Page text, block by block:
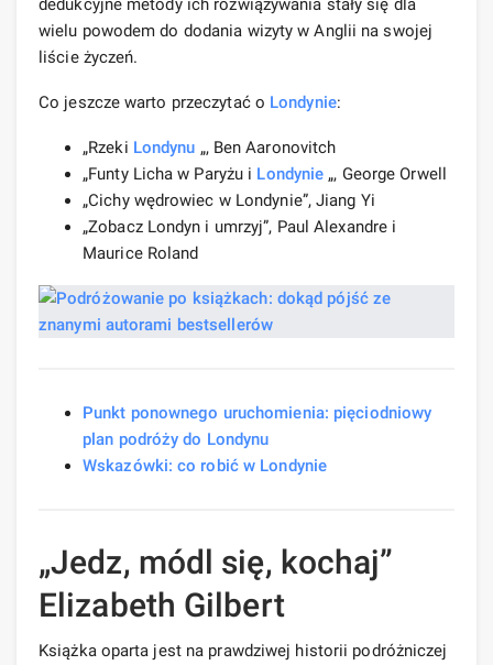
dedukcyjne metody ich rozwiązywania stały się dla
wielu powodem do dodania wizyty w Anglii na swojej
liście życzeń.
Co jeszcze warto przeczytać o Londynie:
„Rzeki Londynu „, Ben Aaronovitch
„Funty Licha w Paryżu i Londynie „, George Orwell
„Cichy wędrowiec w Londynie”, Jiang Yi
„Zobacz Londyn i umrzyj”, Paul Alexandre i
Maurice Roland
Punkt ponownego uruchomienia: pięciodniowy
plan podróży do Londynu
Wskazówki: co robić w Londynie
„Jedz, módl się, kochaj”
Elizabeth Gilbert
Książka oparta jest na prawdziwej historii podróżniczej